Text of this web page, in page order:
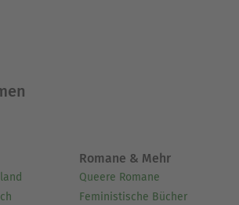
Romane & Mehr
Queere Romane
Feministische Bücher